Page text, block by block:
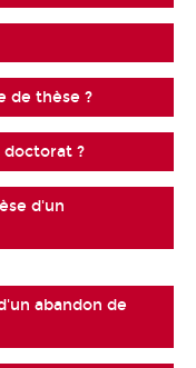
de thèse ?
?
d'un
abandon de